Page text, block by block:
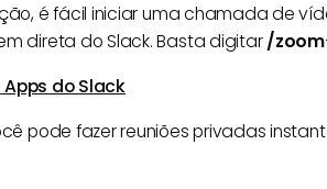
é fácil iniciar uma chamada de
direta do Slack. Basta digitar/zoom
do Slack
pode fazer reuniões privadas